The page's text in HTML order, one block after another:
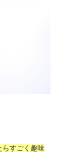
らすごく趣味